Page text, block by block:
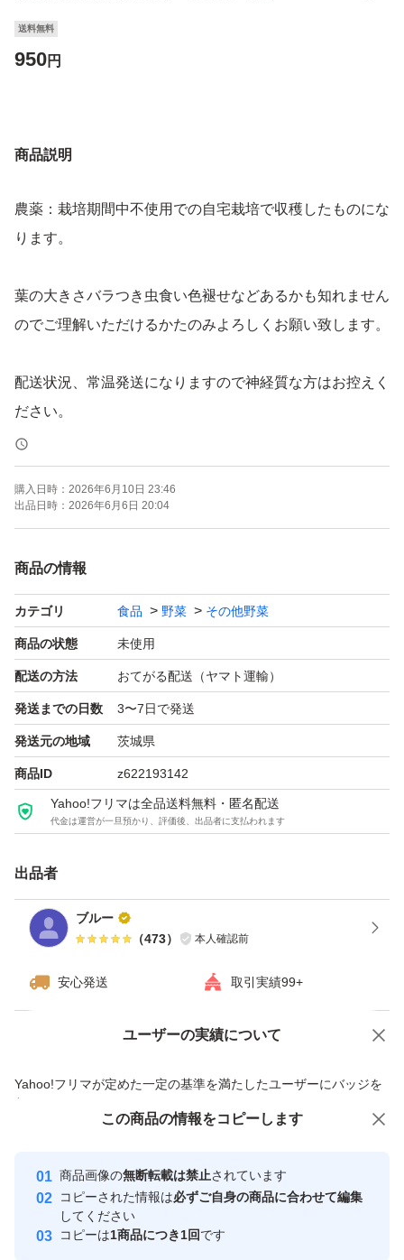
送料無料
950円
商品説明
農薬：栽培期間中不使用での自宅栽培で収穫したものにな
ります。
葉の大きさバラつき虫食い色褪せなどあるかも知れません
のでご理解いただけるかたのみよろしくお願い致します。
配送状況、常温発送になりますので神経質な方はお控えく
ださい。
購入されてから収穫したものを常温発送予定しておりま
す。
購入日時： 2026年6月10日 23:46
出品日時： 2026年6月6日 20:04
商品の情報
カテゴリ 食品 野菜 その他野菜
商品の状態 未使用
配送の方法 おてがる配送（ヤマト運輸）
発送までの日数 3〜7日で発送
発送元の地域 茨城県
商品ID z622193142
Yahoo!フリマは全品送料無料・匿名配送
代金は運営が一旦預かり、評価後、出品者に支払われます
出品者
ブルー
（473） 本人確認前
安心発送 取引実績99+
ユーザーの実績について
Yahoo!フリマが定めた一定の基準を満たしたユーザーにバッジを
付与しています
安心取引出品者
心・安全なユーザーです
取引実績
価格の相談 商品への質問
この商品の情報をコピーします
商品画像の無断転載は禁止されています
コピーされた情報は必ずご自身の商品に合わせて編集
してください
コピーは1商品につき1回です
この商品をみている人にオススメ